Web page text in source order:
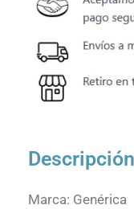
Descripción
Marca: Genérica